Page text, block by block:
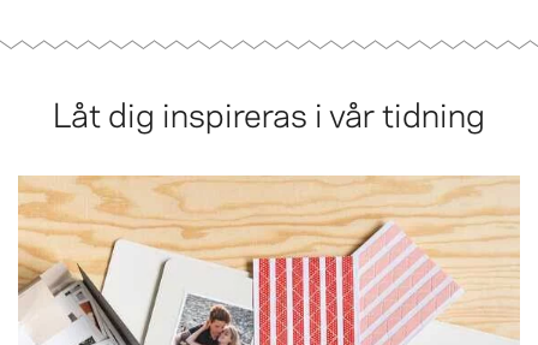
Låt dig inspireras i vår tidning